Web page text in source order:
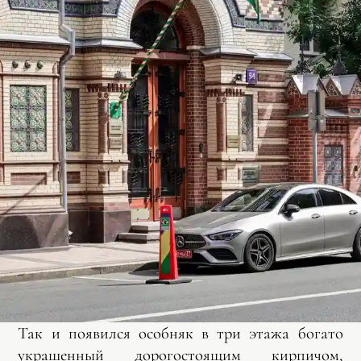
Так и появился особняк в три этажа богато
украшенный дорогостоящим кирпичом,